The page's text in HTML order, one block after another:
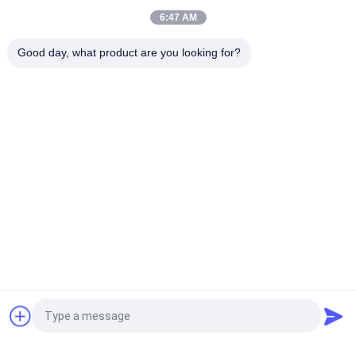
Öffnen Sie Kasten Nokia-Alcatel-Lucent 3HE07305AA 7X50
Fordern Sie ein Angebot
6:47 AM
Good day, what product are you looking for?